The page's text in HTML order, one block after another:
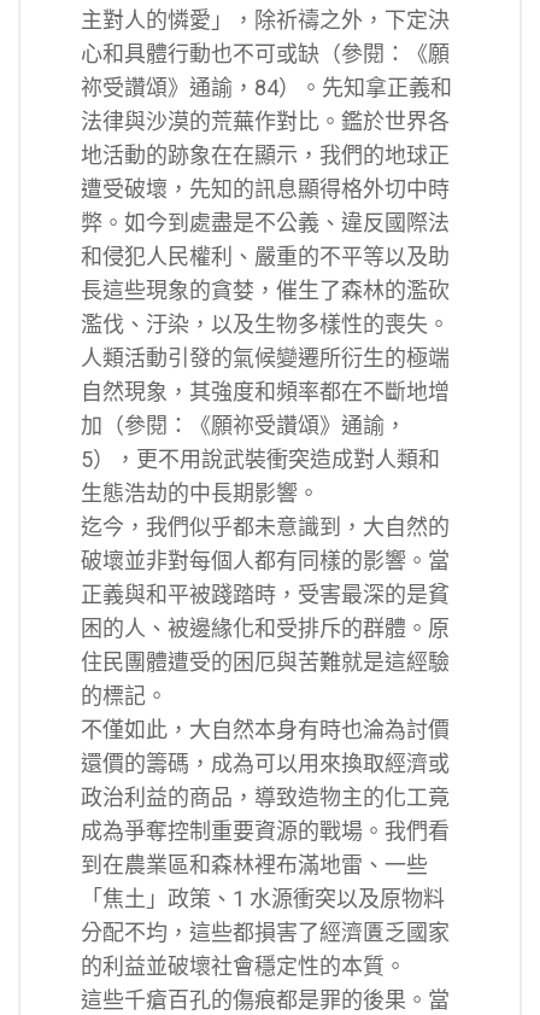
主對人的憐愛」，除祈禱之外，下定決
心和具體行動也不可或缺（參閱：《願
祢受讚頌》通諭，84）。先知拿正義和
法律與沙漠的荒蕪作對比。鑑於世界各
地活動的跡象在在顯示，我們的地球正
遭受破壞，先知的訊息顯得格外切中時
弊。如今到處盡是不公義、違反國際法
和侵犯人民權利、嚴重的不平等以及助
長這些現象的貪婪，催生了森林的濫砍
濫伐、汙染，以及生物多樣性的喪失。
人類活動引發的氣候變遷所衍生的極端
自然現象，其強度和頻率都在不斷地增
加（參閱：《願祢受讚頌》通諭，
5），更不用說武裝衝突造成對人類和
生態浩劫的中長期影響。
迄今，我們似乎都未意識到，大自然的
破壞並非對每個人都有同樣的影響。當
正義與和平被踐踏時，受害最深的是貧
困的人、被邊緣化和受排斥的群體。原
住民團體遭受的困厄與苦難就是這經驗
的標記。
不僅如此，大自然本身有時也淪為討價
還價的籌碼，成為可以用來換取經濟或
政治利益的商品，導致造物主的化工竟
成為爭奪控制重要資源的戰場。我們看
到在農業區和森林裡布滿地雷、一些
「焦土」政策、1 水源衝突以及原物料
分配不均，這些都損害了經濟匱乏國家
的利益並破壞社會穩定性的本質。
這些千瘡百孔的傷痕都是罪的後果。當